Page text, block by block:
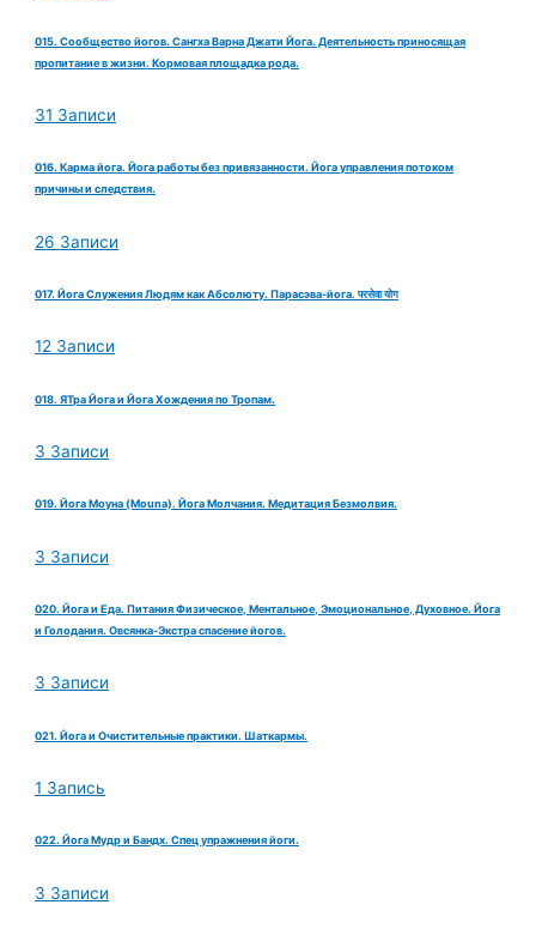
015. Сообщество йогов. Сангха Варна Джати Йога. Деятельность приносящая
пропитание в жизни. Кормовая площадка рода.
31 Записи
016. Карма йога. Йога работы без привязанности. Йога управления потоком
причины и следствия.
26 Записи
017. Йога Служения Людям как Абсолюту. Парасэва-йога. परसेवा योग
12 Записи
018. ЯТра Йога и Йога Хождения по Тропам.
3 Записи
019. Йога Моуна (Mouna). Йога Молчания. Медитация Безмолвия.
3 Записи
020. Йога и Еда. Питания Физическое, Ментальное, Эмоциональное, Духовное. Йога
и Голодания. Овсянка-Экстра спасение йогов.
3 Записи
021. Йога и Очистительные практики. Шаткармы.
1 Запись
022. Йога Мудр и Бандх. Спец упражнения йоги.
3 Записи